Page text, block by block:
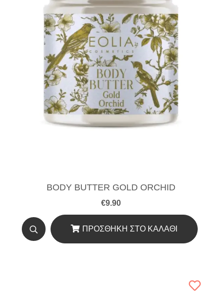
BODY BUTTER GOLD ORCHID
€9.90
ΠΡΟΣΘΉΚΗ ΣΤΟ ΚΑΛΆΘΙ